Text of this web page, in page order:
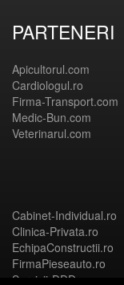
PARTENERI
Apicultorul.com
Cardiologul.ro
Firma-Transport.com
Medic-Bun.com
Veterinarul.com
Cabinet-Individual.ro
Clinica-Privata.ro
EchipaConstructii.ro
FirmaPieseauto.ro
Servicii-DDD.com